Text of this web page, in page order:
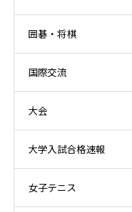
囲碁・将棋
国際交流
大会
大学入試合格速報
女子テニス